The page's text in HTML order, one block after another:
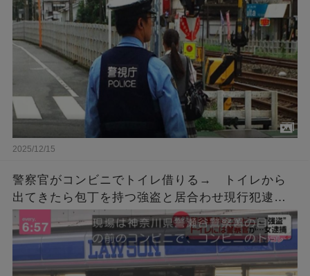
2025/12/15
警察官がコンビニでトイレ借りる→ トイレから
出てきたら包丁を持つ強盗と居合わせ現行犯逮捕
「こんなん笑うわ」「間が悪すぎる」